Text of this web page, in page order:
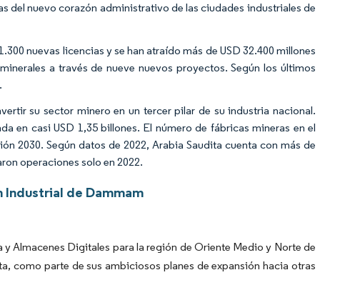
del nuevo corazón administrativo de las ciudades industriales de
nuevas licencias y se han atraído más de USD 32.400 millones
a través de nueve nuevos proyectos. Según los últimos
su sector minero en un tercer pilar de su industria nacional.
en casi USD 1,35 billones. El número de fábricas mineras en el
2030. Según datos de 2022, Arabia Saudita cuenta con más de
operaciones solo en 2022.
de Dammam
Almacenes Digitales para la región de Oriente Medio y Norte de
como parte de sus ambiciosos planes de expansión hacia otras